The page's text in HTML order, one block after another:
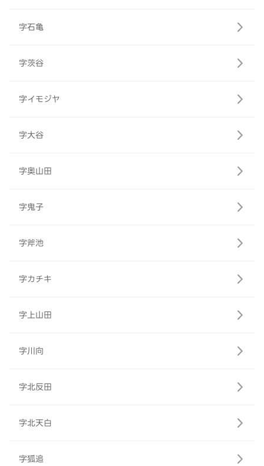
字石亀
字茨谷
字イモジヤ
字大谷
字奥山田
字鬼子
字斧池
字カチキ
字上山田
字川向
字北反田
字北天白
字狐追